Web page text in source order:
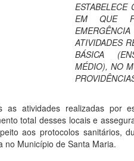
ESTABELECE
EM QUE
ATIVIDADES
BÁSICA
MÉDIO), NO
as atividades realizadas por
total desses locais e
aos protocolos sanitários,
no Município de Santa Maria.